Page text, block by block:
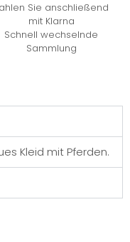
Sie anschließend
mit Klarna
Schnell wechselnde
Sammlung
Kleid mit Pferden.